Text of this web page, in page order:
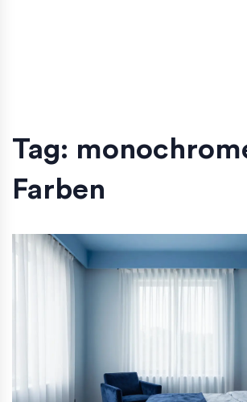
Tag:
Farben